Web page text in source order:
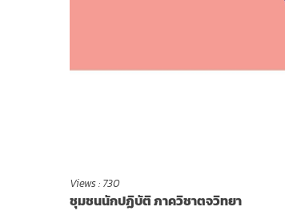
Views : 730
ชุมชนนักปฏิบัติ ภาควิชาตจวิทยา